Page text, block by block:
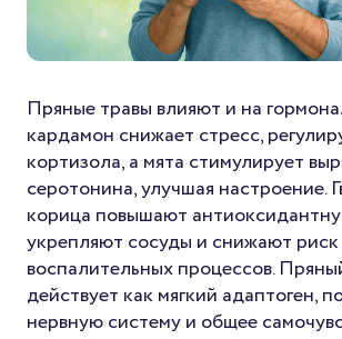
Пряные травы влияют и на
кардамон снижает стресс,
кортизола, а мята стимулирует
серотонина, улучшая настроение.
корица повышают
укрепляют сосуды и снижают риск
воспалительных процессов.
действует как мягкий адаптоген,
нервную систему и общее